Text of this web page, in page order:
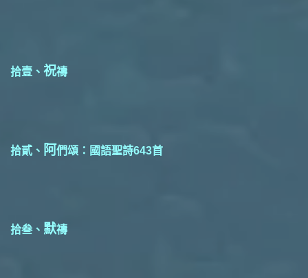
拾壹、 祝禱
拾貳、 阿 們頌：國語聖詩643首
拾叁、 默禱